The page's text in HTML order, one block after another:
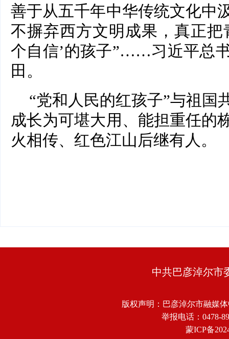
善于从五千年中华传统文化中
不摒弃西方文明成果，真正把
个自信’的孩子”……习近平总
田。
“党和人民的红孩子”与祖国
成长为可堪大用、能担重任的
火相传、红色江山后继有人。
中共巴彦淖尔市
版权声明：巴彦淖尔市融媒
举报电话：0478-
蒙ICP备